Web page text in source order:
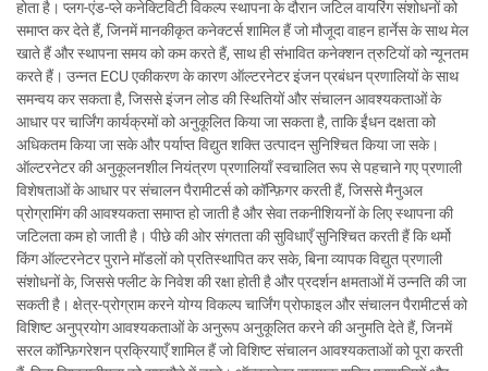
होता है। प्लग-एंड-प्ले कनेक्टिविटी विकल्प स्थापना के दौरान जटिल वायरिंग संशोधनों को
समाप्त कर देते हैं, जिनमें मानकीकृत कनेक्टर्स शामिल हैं जो मौजूदा वाहन हार्नेस के साथ मेल
खाते हैं और स्थापना समय को कम करते हैं, साथ ही संभावित कनेक्शन त्रुटियों को न्यूनतम
करते हैं। उन्नत ECU एकीकरण के कारण ऑल्टरनेटर इंजन प्रबंधन प्रणालियों के साथ
समन्वय कर सकता है, जिससे इंजन लोड की स्थितियों और संचालन आवश्यकताओं के
आधार पर चार्जिंग कार्यक्रमों को अनुकूलित किया जा सकता है, ताकि ईंधन दक्षता को
अधिकतम किया जा सके और पर्याप्त विद्युत शक्ति उत्पादन सुनिश्चित किया जा सके।
ऑल्टरनेटर की अनुकूलनशील नियंत्रण प्रणालियाँ स्वचालित रूप से पहचाने गए प्रणाली
विशेषताओं के आधार पर संचालन पैरामीटर्स को कॉन्फ़िगर करती हैं, जिससे मैनुअल
प्रोग्रामिंग की आवश्यकता समाप्त हो जाती है और सेवा तकनीशियनों के लिए स्थापना की
जटिलता कम हो जाती है। पीछे की ओर संगतता की सुविधाएँ सुनिश्चित करती हैं कि थर्मो
किंग ऑल्टरनेटर पुराने मॉडलों को प्रतिस्थापित कर सके, बिना व्यापक विद्युत प्रणाली
संशोधनों के, जिससे फ्लीट के निवेश की रक्षा होती है और प्रदर्शन क्षमताओं में उन्नति की जा
सकती है। क्षेत्र-प्रोग्राम करने योग्य विकल्प चार्जिंग प्रोफाइल और संचालन पैरामीटर्स को
विशिष्ट अनुप्रयोग आवश्यकताओं के अनुरूप अनुकूलित करने की अनुमति देते हैं, जिनमें
सरल कॉन्फ़िगरेशन प्रक्रियाएँ शामिल हैं जो विशिष्ट संचालन आवश्यकताओं को पूरा करती